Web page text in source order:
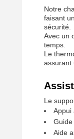
Notre
faisant
sécurité.
Avec un
temps.
Le
assurant
Le
Appui
Aide